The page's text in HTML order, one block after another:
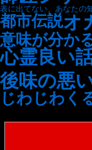
表に出てない、あなたの
都市伝説オ
意味が分か
心霊良い
後味の悪
じわじわく